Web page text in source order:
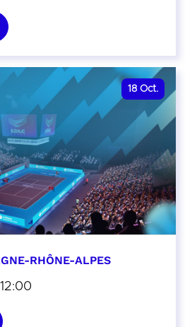
18 Oct.
RHÔNE-ALPES